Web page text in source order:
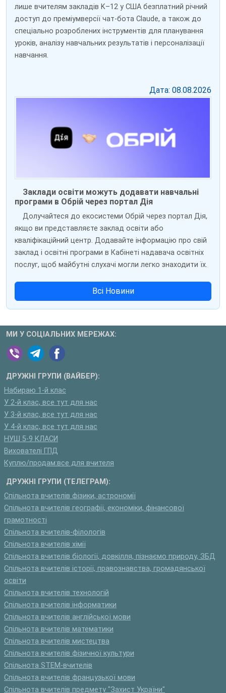
лише вчителям закладів K–12 у США безплатний річний
доступ до преміумверсії чат-бота Claude, а також до
спеціально розроблених інструментів для планування
уроків, аналізу навчальних результатів і персоналізації
навчання.
Дата: 08.08.2026
Заклади освіти можуть додавати навчальні
програми в Обрій через портал Дія
Долучайтеся до екосистеми Обрій через портал Дія,
якщо ви представляєте заклад освіти або
кваліфікаційний центр. Додавайте інформацію про свій
заклад і освітні програми в Кабінеті надавача освітніх
послуг, щоб майбутні слухачі могли легко знаходити їх.
Всі Новини
МИ У СОЦІАЛЬНИХ МЕРЕЖАХ:
ДРУЖНІ ГРУПИ (ВАЙБЕР):
Набираю 1-й клас
У 2-й клас, все тут для нас
У 3-й клас, все тут для нас
У 4-й клас, все тут для нас
НУШ 5-9 КЛАСИ
Вихователі ГПД
Куплю/продам:все для вчителя
ДРУЖНІ ГРУПИ (ТЕЛЕГРАМ):
Спільнота вчителів фізики, астрономії
Спільнота вчителів географії, економіки, фінансової
грамотності
Спільнота вчителів-філологів
Спільнота вчителів хімії
Спільнота вчителів біології, довкілля, пізнаємо природу, ЗБД
Спільнота вчителів історії, правознавства, громадянської
освіти
Спільнота вчителів технологій
Спільнота вчителів інформатики
Спільнота вчителів англійської мови
Спільнота вчителів математики
Спільнота вчителів мистецтва
Спільнота вчителів фізичної культури
Спільнота STEM-вчителів
Спільнота вчителів французької мови
Спільнота вчителів предмету "Захист України"